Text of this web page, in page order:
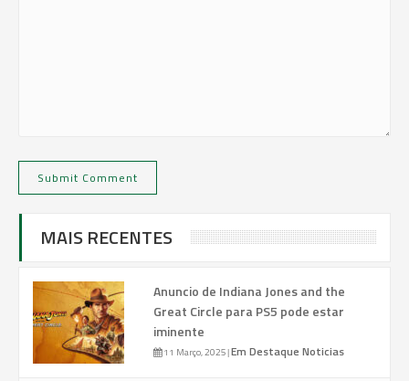
MAIS RECENTES
Anuncio de Indiana Jones and the
Great Circle para PS5 pode estar
iminente
11 Março, 2025|Em Destaque Noticias